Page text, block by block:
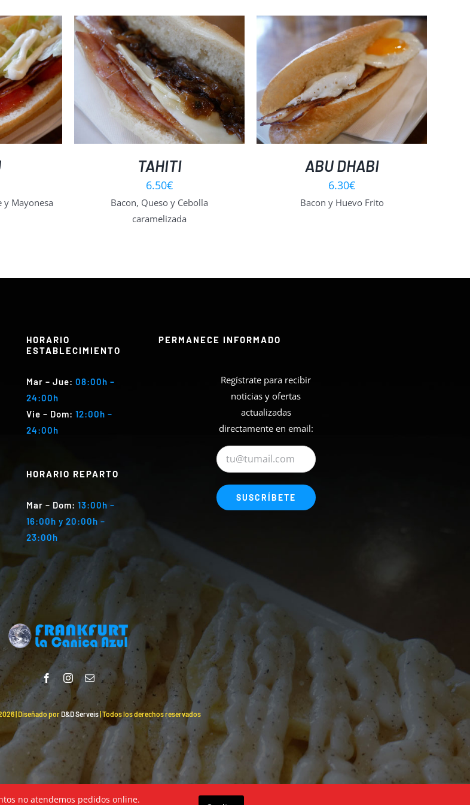
y Mayonesa
TAHITI
6.50€
Bacon, Queso y Cebolla
caramelizada
DETALLES
ABU DHABI
6.30€
Bacon y Huevo Frito
HORARIO
ESTABLECIMIENTO
Mar – Jue:08:00h –
24:00h
Vie – Dom:12:00h –
24:00h
HORARIO REPARTO
Mar – Dom:13:00h –
16:00h y 20:00h –
23:00h
PERMANECE INFORMADO
Regístrate para recibir
noticias y ofertas
actualizadas
directamente en email:
| Diseñado por D&D Serveis| Todos los derechos reservados
no atendemos pedidos online.